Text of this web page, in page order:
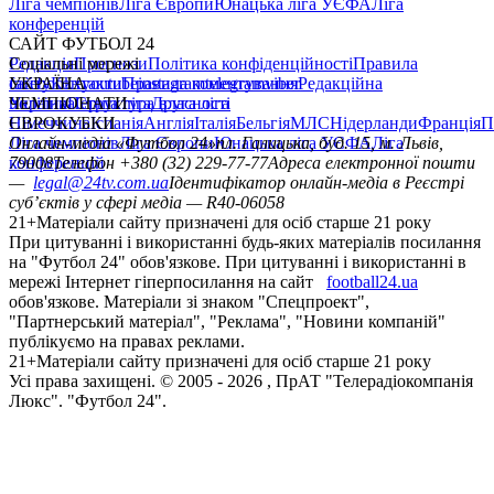
Ліга чемпіонівЛіга ЄвропиЮнацька ліга УЄФАЛіга
конференцій
САЙТ ФУТБОЛ 24
РедакціяПрогнозиПолітика конфіденційностіПравила
сайтуКонтактиПравила коментуванняРедакційна
політикаСтруктура власності
Соціальні мережі
facebookxyoutubeinstagramtelegramviber
УКРАЇНА
УкраїнаПерша лігаДруга ліга
ЧЕМПІОНАТИ
НімеччинаІспаніяАнгліяІталіяБельгіяМЛСНідерландиФранція
ЄВРОКУБКИ
Ліга чемпіонівЛіга ЄвропиЮнацька ліга УЄФАЛіга
конференцій
Онлайн-медіа «Футбол 24»пл. Галицька, буд. 15, м. Львів,
79008Телефон +380 (32) 229-77-77Адреса електронної пошти
— legal@24tv.com.uaІдентифікатор онлайн-медіа в Реєстрі
суб’єктів у сфері медіа — R40-06058
21+Матеріали сайту призначені для осіб старше 21 року
При цитуванні і використанні будь-яких матеріалів посилання
на "Футбол 24" обов'язкове. При цитуванні і використанні в
мережі Інтернет гіперпосилання на сайт
football24.ua
обов'язкове. Матеріали зі знаком "Спецпроект",
"Партнерський матеріал", "Реклама", "Новини компаній"
публікуємо на правах реклами.
21+Матеріали сайту призначені для осіб старше 21 року
Усi права захищенi. © 2005 - 2026 , ПрАТ "Телерадіокомпанія
Люкс". "Футбол 24".